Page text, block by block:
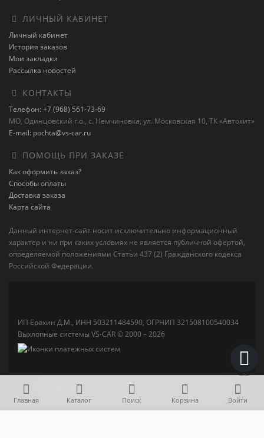
Главная Каталог Поиск Корзина Войти
ЛИЧНЫЙ КАБИНЕТ
Личный кабинет
История заказов
Мои закладки
Рассылка новостей
КОНТАКТЫ
Телефон: +7 (968) 561-73-69
МО, Одинцовский г.о., с. Немчиновка, ул. Московская 10, ТК «Автокит»
E-mail: pochta@vs-car.ru
ПОМОЩЬ ПРИ ЗАКАЗЕ
Как оформить заказ?
Способы оплаты
Доставка заказа
Карта сайта
Данный интернет-сайт носит исключительно информационный
характер и ни при каких условиях не является публичной офертой,
определяемой положениями Статьи 437 (2) Гражданского кодекса
Российской Федерации.
ИП Ерохин Д.М., ИНН 503211484590, ОГРНИП 321508100540034
Выхлопные системы VS-CAR © 2000 – 2026
★★★★★ — Отзывы на Яндекс Картах